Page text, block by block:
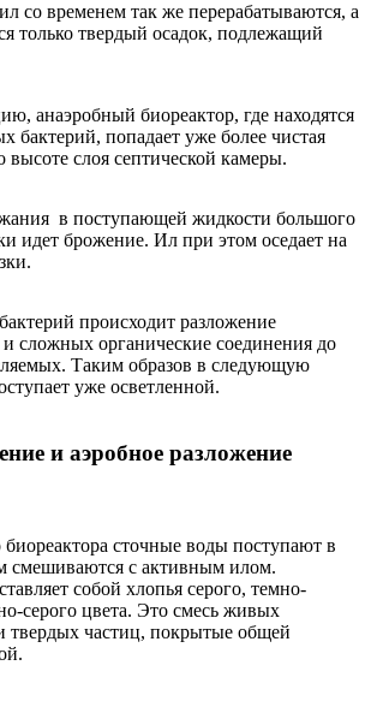
со временем так же перерабатываются, а
только твердый осадок, подлежащий
анаэробный биореактор, где находятся
бактерий, попадает уже более чистая
высоте слоя септической камеры.
в поступающей жидкости большого
идет брожение. Ил при этом оседает на
происходит разложение
сложных органические соединения до
Таким образов в следующую
уже осветленной.
и аэробное разложение
сточные воды поступают в
смешиваются с активным илом.
собой хлопья серого, темно-
серого цвета. Это смесь живых
твердых частиц, покрытые общей